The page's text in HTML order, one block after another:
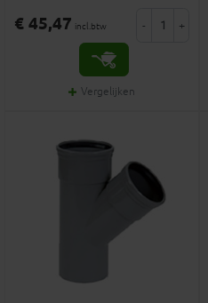
€ 45,47 incl.btw - +
Vergelijken